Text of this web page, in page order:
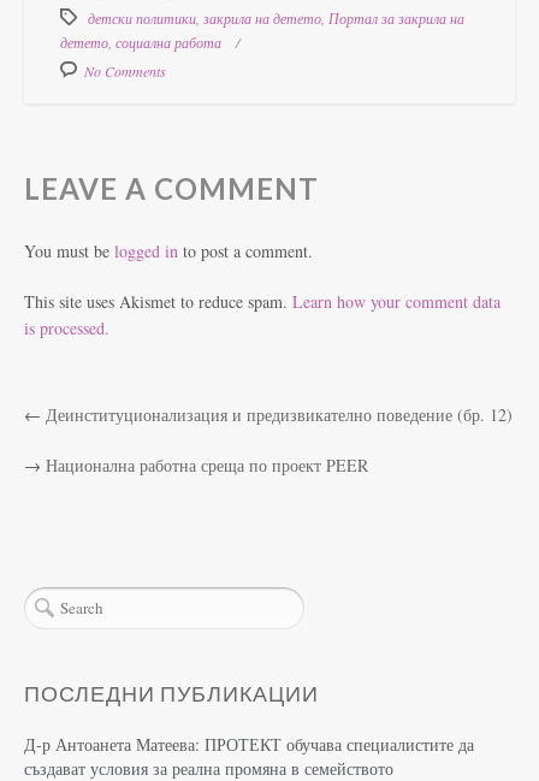
детски политики закрила на детето Портал за закрила на
детето социална работа
No Comments
LEAVE A COMMENT
You must be logged in to post a comment.
This site uses Akismet to reduce spam. Learn how your comment data
is processed.
← Деинституционализация и предизвикателно поведение (бр. 12)
→ Национална работна среща по проект PEER
ПОСЛЕДНИ ПУБЛИКАЦИИ
Д-р Антоанета Матеева: ПРОТЕКТ обучава специалистите да
създават условия за реална промяна в семейството